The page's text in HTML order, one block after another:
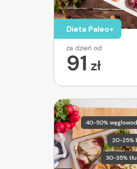
Dieta Paleo+
za dzień od
91 zł
40-50%
20-25%
30-35%